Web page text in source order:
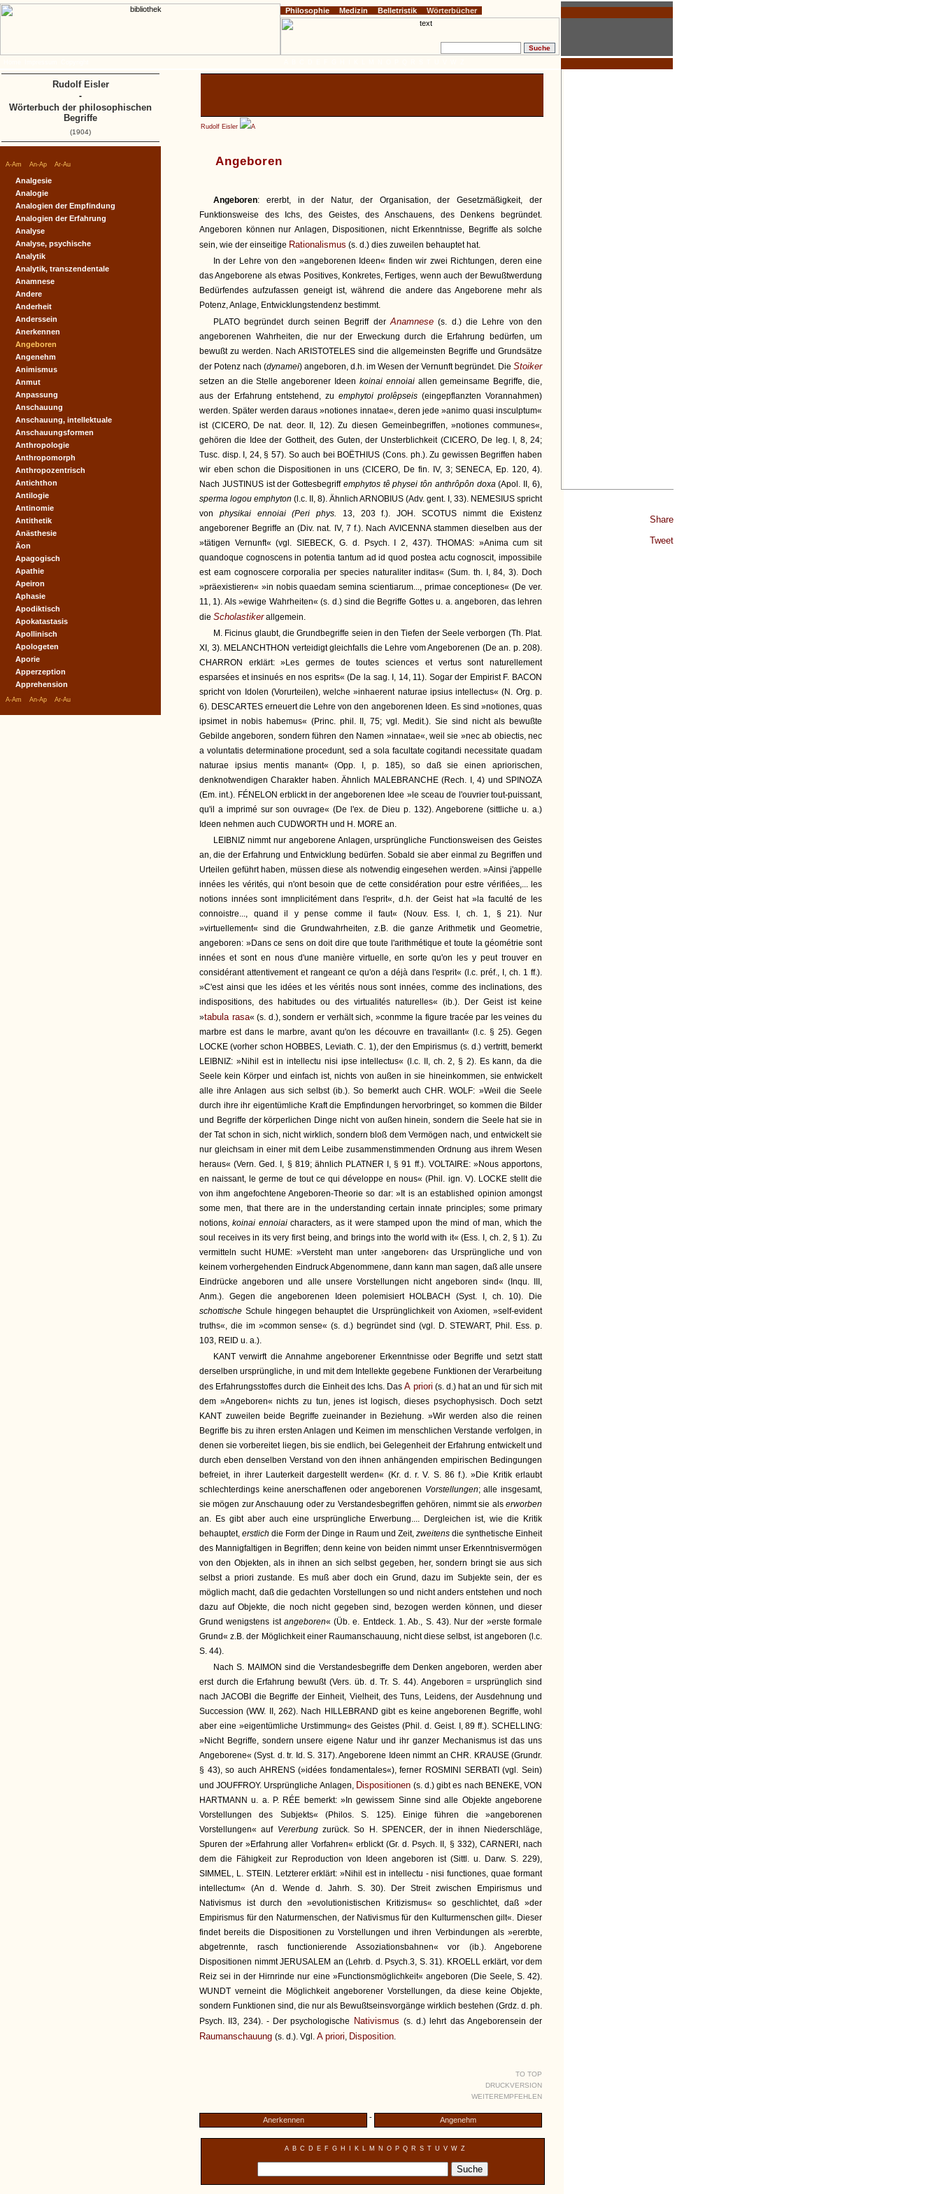
Share
Tweet
Rudolf Eisler A
Angeboren
Angeboren: ererbt, in der Natur, der Organisation, der Gesetzmäßigkeit, der
Funktionsweise des Ichs, des Geistes, des Anschauens, des Denkens begründet.
Angeboren können nur Anlagen, Dispositionen, nicht Erkenntnisse, Begriffe als solche
sein, wie der einseitige Rationalismus (s. d.) dies zuweilen behauptet hat.
In der Lehre von den »angeborenen Ideen« finden wir zwei Richtungen, deren eine
das Angeborene als etwas Positives, Konkretes, Fertiges, wenn auch der Bewußtwerdung
Bedürfendes aufzufassen geneigt ist, während die andere das Angeborene mehr als
Potenz, Anlage, Entwicklungstendenz bestimmt.
PLATO begründet durch seinen Begriff derAnamnese (s. d.) die Lehre von den
angeborenen Wahrheiten, die nur der Erweckung durch die Erfahrung bedürfen, um
bewußt zu werden. Nach ARISTOTELES sind die allgemeinsten Begriffe und Grundsätze
der Potenz nach (dynamei) angeboren, d.h. im Wesen der Vernunft begründet. Die Stoiker
setzen an die Stelle angeborener Ideen koinai ennoiai allen gemeinsame Begriffe, die,
aus der Erfahrung entstehend, zu emphytoi prolêpseis (eingepflanzten Vorannahmen)
werden. Später werden daraus »notiones innatae«, deren jede »animo quasi insculptum«
ist (CICERO, De nat. deor. II, 12). Zu diesen Gemeinbegriffen, »notiones communes«,
gehören die Idee der Gottheit, des Guten, der Unsterblichkeit (CICERO, De leg. I, 8, 24;
Tusc. disp. I, 24, § 57). So auch bei BOËTHIUS (Cons. ph.). Zu gewissen Begriffen haben
wir eben schon die Dispositionen in uns (CICERO, De fin. IV, 3; SENECA, Ep. 120, 4).
Nach JUSTINUS ist der Gottesbegriff emphytos tê physei tôn anthrôpôn doxa(Apol. II, 6),
sperma logou emphyton (l.c. II, 8). Ähnlich ARNOBIUS (Adv. gent. I, 33). NEMESIUS spricht
von physikai ennoiai (Peri phys. 13, 203 f.). JOH. SCOTUS nimmt die Existenz
angeborener Begriffe an (Div. nat. IV, 7 f.). Nach AVICENNA stammen dieselben aus der
»tätigen Vernunft« (vgl. SIEBECK, G. d. Psych. I 2, 437). THOMAS: »Anima cum sit
quandoque cognoscens in potentia tantum ad id quod postea actu cognoscit, impossibile
est eam cognoscere corporalia per species naturaliter inditas« (Sum. th. I, 84, 3). Doch
»präexistieren« »in nobis quaedam semina scientiarum..., primae conceptiones« (De ver.
11, 1). Als »ewige Wahrheiten« (s. d.) sind die Begriffe Gottes u. a. angeboren, das lehren
die Scholastiker allgemein.
M. Ficinus glaubt, die Grundbegriffe seien in den Tiefen der Seele verborgen (Th. Plat.
XI, 3). MELANCHTHON verteidigt gleichfalls die Lehre vom Angeborenen (De an. p. 208).
CHARRON erklärt: »Les germes de toutes sciences et vertus sont naturellement
esparsées et insinués en nos esprits« (De la sag. I, 14, 11). Sogar der Empirist F. BACON
spricht von Idolen (Vorurteilen), welche »inhaerent naturae ipsius intellectus« (N. Org. p.
6). DESCARTES erneuert die Lehre von den angeborenen Ideen. Es sind »notiones, quas
ipsimet in nobis habemus« (Princ. phil. II, 75; vgl. Medit.). Sie sind nicht als bewußte
Gebilde angeboren, sondern führen den Namen »innatae«, weil sie »nec ab obiectis, nec
a voluntatis determinatione procedunt, sed a sola facultate cogitandi necessitate quadam
naturae ipsius mentis manant« (Opp. I, p. 185), so daß sie einen apriorischen,
denknotwendigen Charakter haben. Ähnlich MALEBRANCHE (Rech. I, 4) und SPINOZA
(Em. int.). FÉNELON erblickt in der angeborenen Idee »le sceau de l'ouvrier tout-puissant,
qu'il a imprimé sur son ouvrage« (De l'ex. de Dieu p. 132). Angeborene (sittliche u. a.)
Ideen nehmen auch CUDWORTH und H. MORE an.
LEIBNIZ nimmt nur angeborene Anlagen, ursprüngliche Functionsweisen des Geistes
an, die der Erfahrung und Entwicklung bedürfen. Sobald sie aber einmal zu Begriffen und
Urteilen geführt haben, müssen diese als notwendig eingesehen werden. »Ainsi j'appelle
innées les vérités, qui n'ont besoin que de cette considération pour estre vérifiées,... les
notions innées sont imnplicitément dans l'esprit«, d.h. der Geist hat »la faculté de les
connoistre..., quand il y pense comme il faut« (Nouv. Ess. I, ch. 1, § 21). Nur
»virtuellement« sind die Grundwahrheiten, z.B. die ganze Arithmetik und Geometrie,
angeboren: »Dans ce sens on doit dire que toute l'arithmétique et toute la géométrie sont
innées et sont en nous d'une manière virtuelle, en sorte qu'on les y peut trouver en
considérant attentivement et rangeant ce qu'on a déjà dans l'esprit« (l.c. préf., I, ch. 1 ff.).
»C'est ainsi que les idées et les vérités nous sont innées, comme des inclinations, des
indispositions, des habitudes ou des virtualités naturelles« (ib.). Der Geist ist keine
»tabula rasa« (s. d.), sondern er verhält sich, »conmme la figure tracée par les veines du
marbre est dans le marbre, avant qu'on les découvre en travaillant« (l.c. § 25). Gegen
LOCKE (vorher schon HOBBES, Leviath. C. 1), der den Empirismus (s. d.) vertritt, bemerkt
LEIBNIZ: »Nihil est in intellectu nisi ipse intellectus« (l.c. II, ch. 2, § 2). Es kann, da die
Seele kein Körper und einfach ist, nichts von außen in sie hineinkommen, sie entwickelt
alle ihre Anlagen aus sich selbst (ib.). So bemerkt auch CHR. WOLF: »Weil die Seele
durch ihre ihr eigentümliche Kraft die Empfindungen hervorbringet, so kommen die Bilder
und Begriffe der körperlichen Dinge nicht von außen hinein, sondern die Seele hat sie in
der Tat schon in sich, nicht wirklich, sondern bloß dem Vermögen nach, und entwickelt sie
nur gleichsam in einer mit dem Leibe zusammenstimmenden Ordnung aus ihrem Wesen
heraus« (Vern. Ged. I, § 819; ähnlich PLATNER I, § 91 ff.). VOLTAIRE: »Nous apportons,
en naissant, le germe de tout ce qui développe en nous« (Phil. ign. V). LOCKE stellt die
von ihm angefochtene Angeboren-Theorie so dar: »It is an established opinion amongst
some men, that there are in the understanding certain innate principles; some primary
notions,koinai ennoiaicharacters, as it were stamped upon the mind of man, which the
soul receives in its very first being, and brings into the world with it« (Ess. I, ch. 2, § 1). Zu
vermitteln sucht HUME: »Versteht man unter ›angeboren‹ das Ursprüngliche und von
keinem vorhergehenden Eindruck Abgenommene, dann kann man sagen, daß alle unsere
Eindrücke angeboren und alle unsere Vorstellungen nicht angeboren sind« (Inqu. III,
Anm.). Gegen die angeborenen Ideen polemisiert HOLBACH (Syst. I, ch. 10). Die
schottische Schule hingegen behauptet die Ursprünglichkeit von Axiomen, »self-evident
truths«, die im »common sense« (s. d.) begründet sind (vgl. D. STEWART, Phil. Ess. p.
103, REID u. a.).
KANT verwirft die Annahme angeborener Erkenntnisse oder Begriffe und setzt statt
derselben ursprüngliche, in und mit dem Intellekte gegebene Funktionen der Verarbeitung
des Erfahrungsstoffes durch die Einheit des Ichs. DasA priori (s. d.) hat an und für sich mit
dem »Angeboren« nichts zu tun, jenes ist logisch, dieses psychophysisch. Doch setzt
KANT zuweilen beide Begriffe zueinander in Beziehung. »Wir werden also die reinen
Begriffe bis zu ihren ersten Anlagen und Keimen im menschlichen Verstande verfolgen, in
denen sie vorbereitet liegen, bis sie endlich, bei Gelegenheit der Erfahrung entwickelt und
durch eben denselben Verstand von den ihnen anhängenden empirischen Bedingungen
befreiet, in ihrer Lauterkeit dargestellt werden« (Kr. d. r. V. S. 86 f.). »Die Kritik erlaubt
schlechterdings keine anerschaffenen oder angeborenen Vorstellungen; alle insgesamt,
sie mögen zur Anschauung oder zu Verstandesbegriffen gehören, nimmt sie als erworben
an. Es gibt aber auch eine ursprüngliche Erwerbung.... Dergleichen ist, wie die Kritik
behauptet, erstlich die Form der Dinge in Raum und Zeit, zweitens die synthetische Einheit
des Mannigfaltigen in Begriffen; denn keine von beiden nimmt unser Erkenntnisvermögen
von den Objekten, als in ihnen an sich selbst gegeben, her, sondern bringt sie aus sich
selbst a priori zustande. Es muß aber doch ein Grund, dazu im Subjekte sein, der es
möglich macht, daß die gedachten Vorstellungen so und nicht anders entstehen und noch
dazu auf Objekte, die noch nicht gegeben sind, bezogen werden können, und dieser
Grund wenigstens ist angeboren« (Üb. e. Entdeck. 1. Ab., S. 43). Nur der »erste formale
Grund« z.B. der Möglichkeit einer Raumanschauung, nicht diese selbst, ist angeboren (l.c.
S. 44).
Nach S. MAIMON sind die Verstandesbegriffe dem Denken angeboren, werden aber
erst durch die Erfahrung bewußt (Vers. üb. d. Tr. S. 44). Angeboren = ursprünglich sind
nach JACOBI die Begriffe der Einheit, Vielheit, des Tuns, Leidens, der Ausdehnung und
Succession (WW. II, 262). Nach HILLEBRAND gibt es keine angeborenen Begriffe, wohl
aber eine »eigentümliche Urstimmung« des Geistes (Phil. d. Geist. I, 89 ff.). SCHELLING:
»Nicht Begriffe, sondern unsere eigene Natur und ihr ganzer Mechanismus ist das uns
Angeborene« (Syst. d. tr. Id. S. 317). Angeborene Ideen nimmt an CHR. KRAUSE (Grundr.
§ 43), so auch AHRENS (»idées fondamentales«), ferner ROSMINI SERBATI (vgl. Sein)
und JOUFFROY. Ursprüngliche Anlagen, Dispositionen (s. d.) gibt es nach BENEKE, VON
HARTMANN u. a. P. RÉE bemerkt: »In gewissem Sinne sind alle Objekte angeborene
Vorstellungen des Subjekts« (Philos. S. 125). Einige führen die »angeborenen
Vorstellungen« auf Vererbung zurück. So H. SPENCER, der in ihnen Niederschläge,
Spuren der »Erfahrung aller Vorfahren« erblickt (Gr. d. Psych. II, § 332), CARNERI, nach
dem die Fähigkeit zur Reproduction von Ideen angeboren ist (Sittl. u. Darw. S. 229),
SIMMEL, L. STEIN. Letzterer erklärt: »Nihil est in intellectu - nisi functiones, quae formant
intellectum« (An d. Wende d. Jahrh. S. 30). Der Streit zwischen Empirismus und
Nativismus ist durch den »evolutionistischen Kritizismus« so geschlichtet, daß »der
Empirismus für den Naturmenschen, der Nativismus für den Kulturmenschen gilt«. Dieser
findet bereits die Dispositionen zu Vorstellungen und ihren Verbindungen als »ererbte,
abgetrennte, rasch functionierende Assoziationsbahnen« vor (ib.). Angeborene
Dispositionen nimmt JERUSALEM an (Lehrb. d. Psych.3, S. 31). KROELL erklärt, vor dem
Reiz sei in der Hirnrinde nur eine »Functionsmöglichkeit« angeboren (Die Seele, S. 42).
WUNDT verneint die Möglichkeit angeborener Vorstellungen, da diese keine Objekte,
sondern Funktionen sind, die nur als Bewußtseinsvorgänge wirklich bestehen (Grdz. d. ph.
Psych. II3, 234). - Der psychologische
Nativismus (s. d.) lehrt das Angeborensein der
Raumanschauung (s. d.). Vgl. A priori, Disposition.
TO TOP
DRUCKVERSION
WEITEREMPFEHLEN
Anerkennen - Angenehm
A B C D E F G H K L M N O P Q R S T U V W Z
A-Am An-Ap Ar-Au
Analgesie
Analogie
Analogien der Empfindung
Analogien der Erfahrung
Analyse
Analyse, psychische
Analytik
Analytik, transzendentale
Anamnese
Andere
Anderheit
Anderssein
Anerkennen
Angeboren
Angenehm
Animismus
Anmut
Anpassung
Anschauung
Anschauung, intellektuale
Anschauungsformen
Anthropologie
Anthropomorph
Anthropozentrisch
Antichthon
Antilogie
Antinomie
Antithetik
Anästhesie
Äon
Apagogisch
Apathie
Apeiron
Aphasie
Apodiktisch
Apokatastasis
Apollinisch
Apologeten
Aporie
Apperzeption
Apprehension
A-Am An-Ap Ar-Au
Philosophie Medizin Belletristik Wörterbücher
Rudolf Eisler
-
Wörterbuch der philosophischen
Begriffe
(1904)